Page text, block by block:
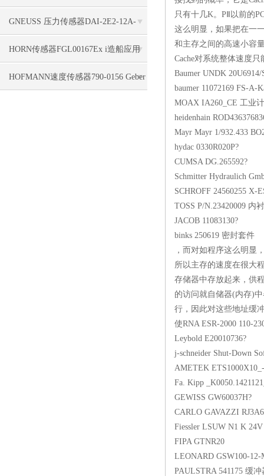
标签使用
GNEUSS 压力传感器DAI-2E2-12A-
B50Z-S0-F5-R-W-6P支持
HORN传感器FGL00167Ex i造船应用
HOFMANN速度传感器790-0156 Geber
只有十几K。PⅡ以前的
这么明显，如果把在一
和主存之间的高速小容
Cache对系统整体速度只
Baumer UNDK
baumer
MOAX
heidenhain
Mayr Mayr 1/
hydac
CUMSA
Schmitter
SCHROFF
TOSS P/
JACOB
binks 250619
，而对如程序这么明显
所以主存的速度在很大
存储器中存放起来，供
的访问就自储器(内存)
行，因此对这些地址缓
使RNA ESR-2000
Leybold
j-schneider Shut-
AMETEK
Fa. Kipp
GEWISS
CARLO
Fiessler LSUW
FIPA
LEONARD
PAULSTRA